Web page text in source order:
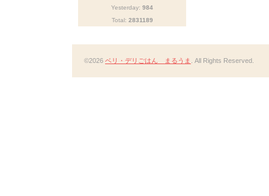
Yesterday: 984
Total: 2831189
©2026 ベリ・デリごはん まるうま . All Rights Reserved.